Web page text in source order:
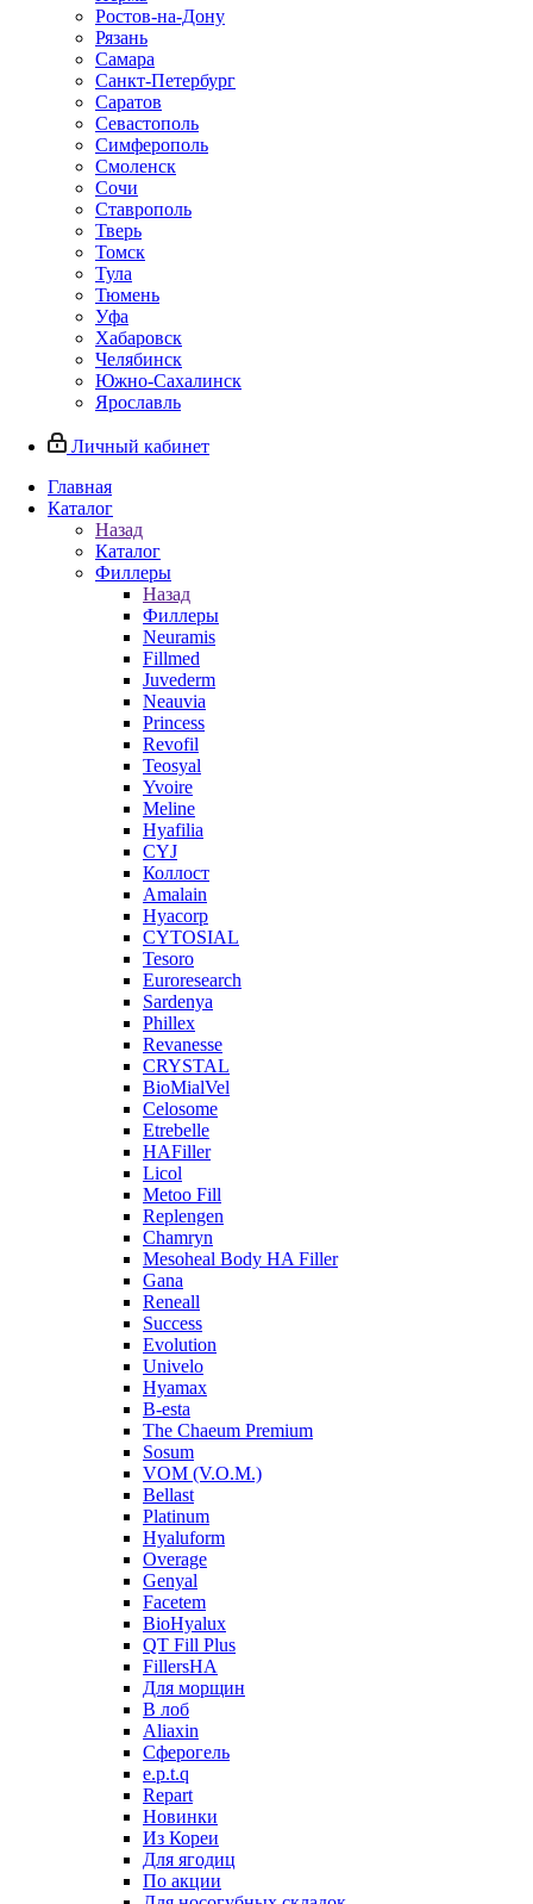
Ростов-на-Дону
Рязань
Самара
Санкт-Петербург
Саратов
Севастополь
Симферополь
Смоленск
Сочи
Ставрополь
Тверь
Томск
Тула
Тюмень
Уфа
Хабаровск
Челябинск
Южно-Сахалинск
Ярославль
Личный кабинет
Главная
Каталог
Назад
Каталог
Филлеры
Назад
Филлеры
Neuramis
Fillmed
Juvederm
Neauvia
Princess
Revofil
Teosyal
Yvoire
Meline
Hyafilia
CYJ
Коллост
Amalain
Hyacorp
CYTOSIAL
Tesoro
Euroresearch
Sardenya
Phillex
Revanesse
CRYSTAL
BioMialVel
Celosome
Etrebelle
HAFiller
Licol
Metoo Fill
Replengen
Chamryn
Mesoheal Body HA Filler
Gana
Reneall
Success
Evolution
Univelo
Hyamax
B-esta
The Chaeum Premium
Sosum
VOM (V.O.M.)
Bellast
Platinum
Hyaluform
Overage
Genyal
Facetem
BioHyalux
QT Fill Plus
FillersHA
Для морщин
В лоб
Aliaxin
Сферогель
e.p.t.q
Repart
Новинки
Из Кореи
Для ягодиц
По акции